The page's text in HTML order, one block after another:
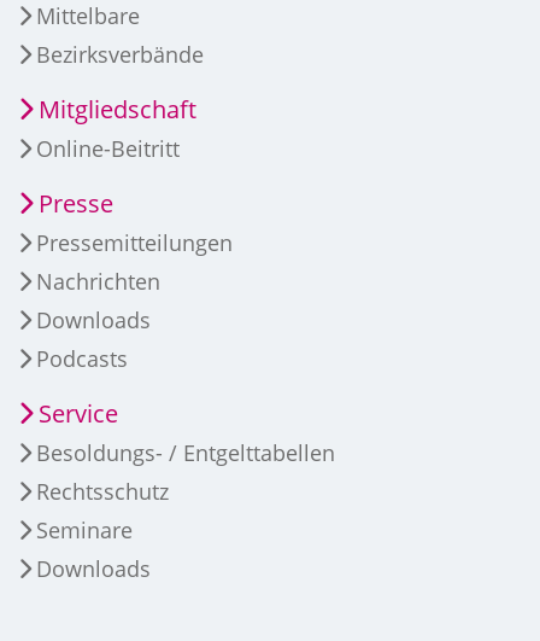
Mittelbare
Bezirksverbände
Mitgliedschaft
Online-Beitritt
Presse
Pressemitteilungen
Nachrichten
Downloads
Podcasts
Service
Besoldungs- / Entgelttabellen
Rechtsschutz
Seminare
Downloads